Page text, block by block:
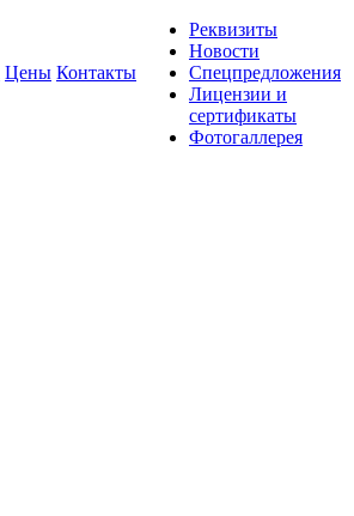
Цены Контакты
Реквизиты
Новости
Спецпредложения
Лицензии и
сертификаты
Фотогаллерея